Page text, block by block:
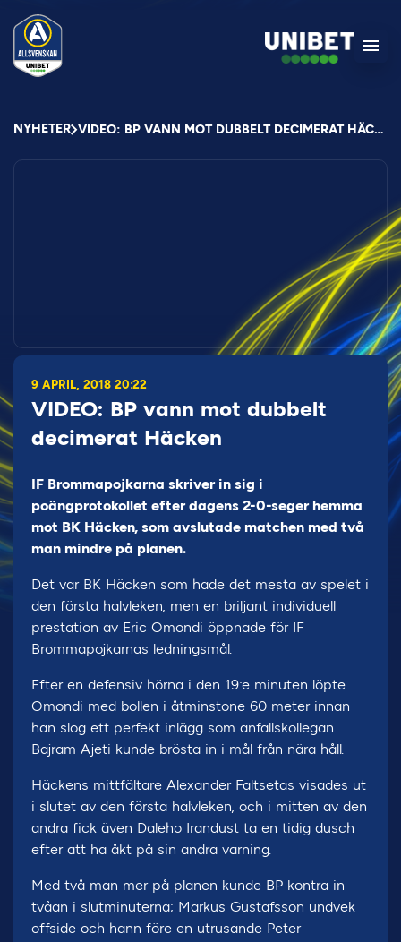
NYHETER VIDEO: BP VANN MOT DUBBELT DECIMERAT HÄCKEN
9 APRIL, 2018 20:22
VIDEO: BP vann mot dubbelt
decimerat Häcken
IF Brommapojkarna skriver in sig i
poängprotokollet efter dagens 2-0-seger hemma
mot BK Häcken, som avslutade matchen med två
man mindre på planen.
Det var BK Häcken som hade det mesta av spelet i
den första halvleken, men en briljant individuell
prestation av Eric Omondi öppnade för IF
Brommapojkarnas ledningsmål.
Efter en defensiv hörna i den 19:e minuten löpte
Omondi med bollen i åtminstone 60 meter innan
han slog ett perfekt inlägg som anfallskollegan
Bajram Ajeti kunde brösta in i mål från nära håll.
Häckens mittfältare Alexander Faltsetas visades ut
i slutet av den första halvleken, och i mitten av den
andra fick även Daleho Irandust ta en tidig dusch
efter att ha åkt på sin andra varning.
Med två man mer på planen kunde BP kontra in
tvåan i slutminuterna; Markus Gustafsson undvek
offside och hann före en utrusande Peter